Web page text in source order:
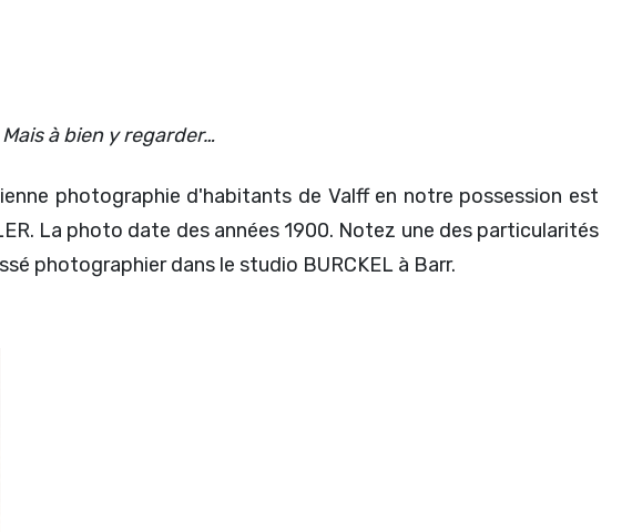
à bien y regarder…
photographie d'habitants de Valff en notre possession est
La photo date des années 1900. Notez une des particularités
photographier dans le studio BURCKEL à Barr.